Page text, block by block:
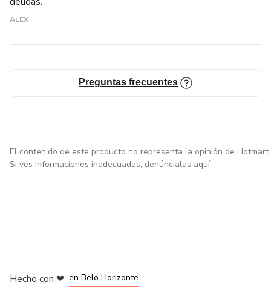
ALEX
Preguntas frecuentes
El contenido de este producto no representa la opinión de Hotmart.
Si ves informaciones inadecuadas, denúncialas aquí
Hecho con ❤ en Belo Horizonte